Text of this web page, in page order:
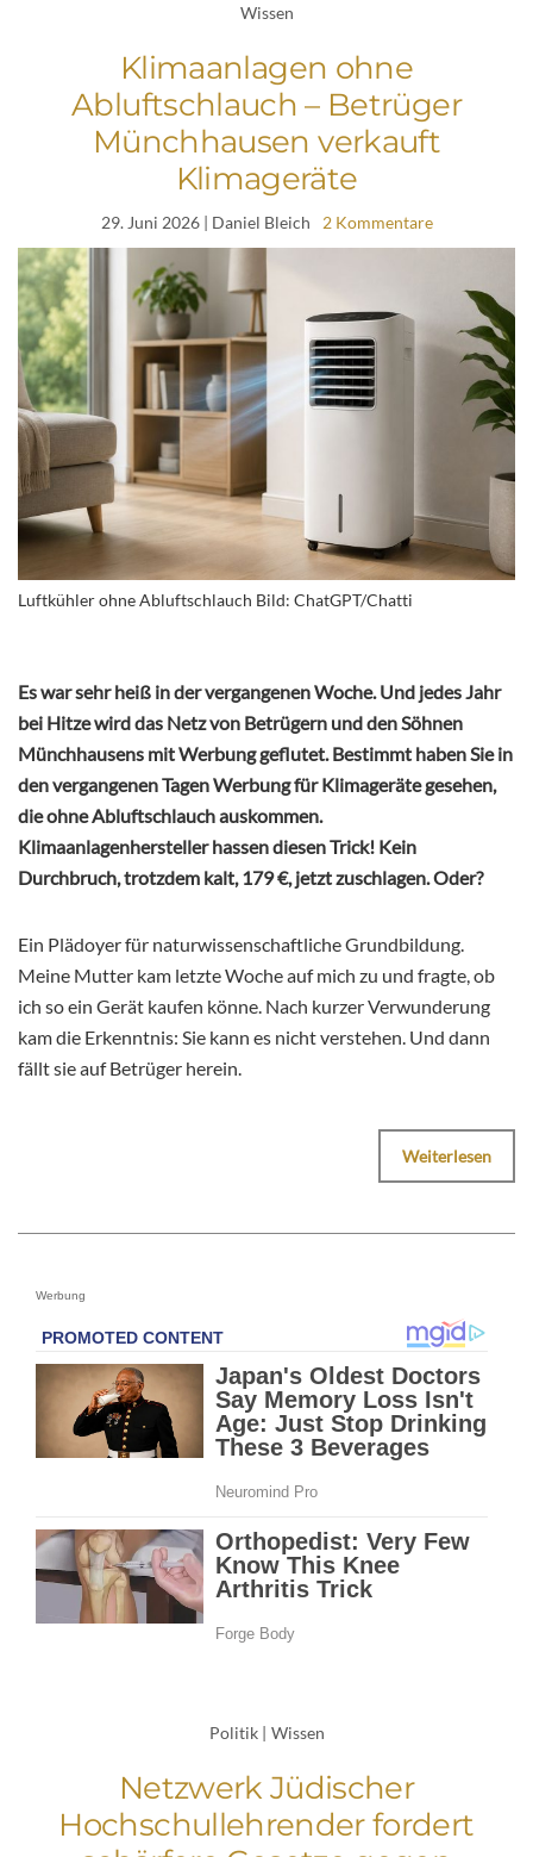
Wissen
Klimaanlagen ohne
Abluftschlauch – Betrüger
Münchhausen verkauft
Klimageräte
29. Juni 2026| Daniel Bleich 2 Kommentare
Luftkühler ohne Abluftschlauch Bild: ChatGPT/Chatti
Es war sehr heiß in der vergangenen Woche. Und jedes Jahr
bei Hitze wird das Netz von Betrügern und den Söhnen
Münchhausens mit Werbung geflutet. Bestimmt haben Sie in
den vergangenen Tagen Werbung für Klimageräte gesehen,
die ohne Abluftschlauch auskommen.
Klimaanlagenhersteller hassen diesen Trick! Kein
Durchbruch, trotzdem kalt, 179 €, jetzt zuschlagen. Oder?
Ein Plädoyer für naturwissenschaftliche Grundbildung.
Meine Mutter kam letzte Woche auf mich zu und fragte, ob
ich so ein Gerät kaufen könne. Nach kurzer Verwunderung
kam die Erkenntnis: Sie kann es nicht verstehen. Und dann
fällt sie auf Betrüger herein.
Weiterlesen
Werbung
Politik | Wissen
Netzwerk Jüdischer
Hochschullehrender fordert